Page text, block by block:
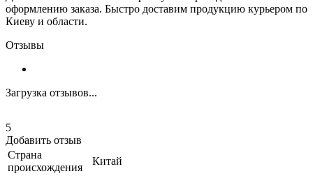
оформлению заказа. Быстро доставим продукцию курьером по
Киеву и области.
Отзывы
Загрузка отзывов...
5
Добавить отзыв
Страна
происхождения
Китай